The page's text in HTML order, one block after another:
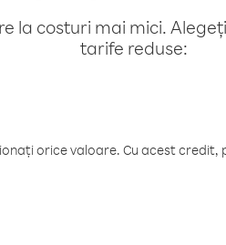
la costuri mai mici.
tarife reduse:
orice valoare. Cu acest